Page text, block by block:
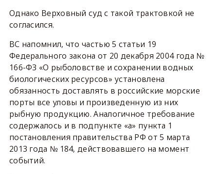
Однако Верховный суд с такой трактовкой не
согласился.
ВС напомнил, что частью 5 статьи 19
Федерального закона от 20 декабря 2004 года №
166-ФЗ «О рыболовстве и сохранении водных
биологических ресурсов» установлена
обязанность доставлять в российские морские
порты все уловы и произведенную из них
рыбную продукцию. Аналогичное требование
содержалось и в подпункте «а» пункта 1
постановления правительства РФ от 5 марта
2013 года № 184, действовавшего на момент
событий.